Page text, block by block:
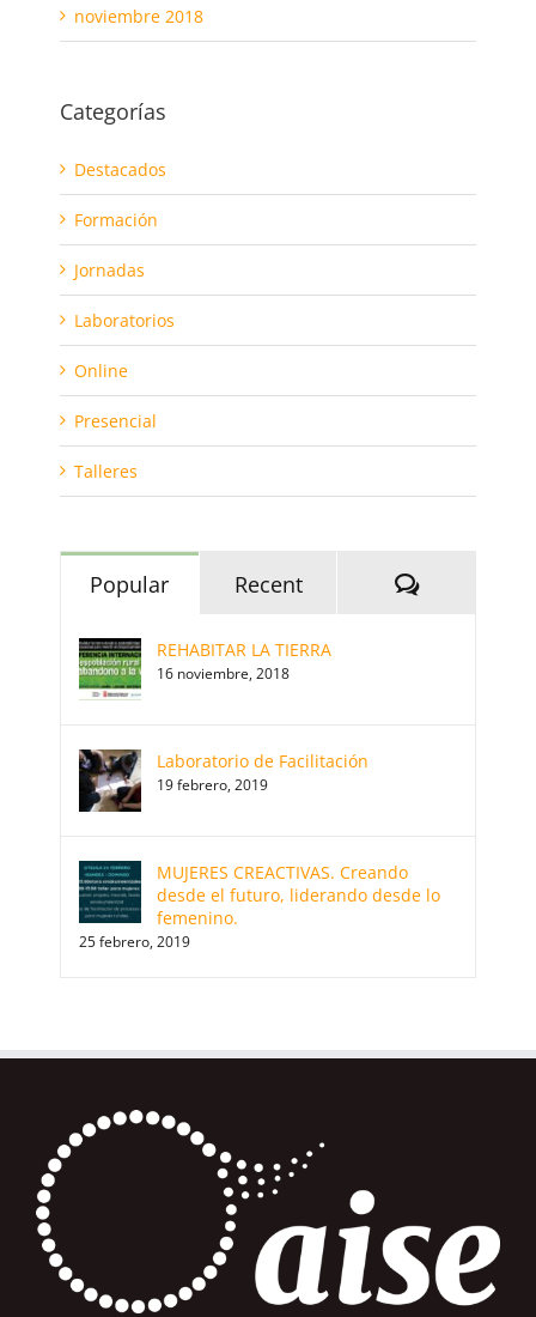
noviembre 2018
Categorías
Destacados
Formación
Jornadas
Laboratorios
Online
Presencial
Talleres
Popular Recent Comments
REHABITAR LA TIERRA
16 noviembre, 2018
Laboratorio de Facilitación
19 febrero, 2019
MUJERES CREACTIVAS. Creando
desde el futuro, liderando desde lo
femenino.
25 febrero, 2019